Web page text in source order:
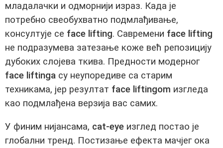
младалачки и одморнији израз. Када је
потребно свеобухватно подмлађивање,
консултује се face lifting. Савремени face lifting
не подразумева затезање коже већ репозицију
дубоких слојева ткива. Предности модерног
face liftinga су неупоредиве са старим
техникама, јер резултат face liftingom изгледа
као подмлађена верзија вас самих.
У финим нијансама, cat-eye изглед постао је
глобални тренд. Постизање ефекта мачјег ока